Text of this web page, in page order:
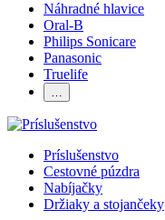
Náhradné hlavice
Oral-B
Philips Sonicare
Panasonic
Truelife
…
Príslušenstvo
Cestovné púzdra
Nabíjačky
Držiaky a stojančeky